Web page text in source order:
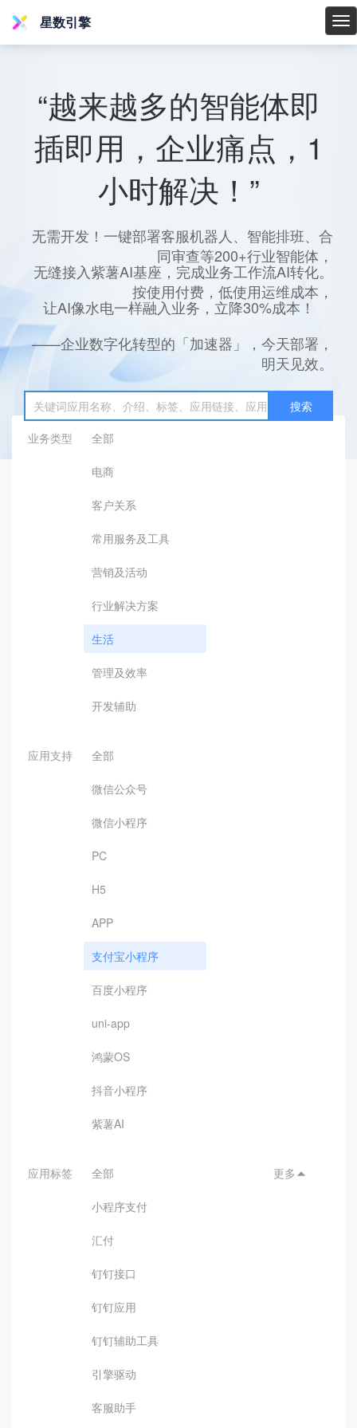
星
星数引擎
“越来越多的智能体即
插即用，企业痛点，1
小时解决！”
无需开发！一键部署客服机器人、智能排班、合
同审查等200+行业智能体，
无缝接入紫薯AI基座，完成业务工作流AI转化。
按使用付费，低使用运维成本，
让AI像水电一样融入业务，立降30%成本！
——企业数字化转型的「加速器」，今天部署，
明天见效。
搜索
业务类型
全部
电商
客户关系
常用服务及工具
营销及活动
行业解决方案
生活
管理及效率
开发辅助
应用支持 全部
微信公众号
微信小程序
PC
H5
APP
支付宝小程序
百度小程序
uni-app
鸿蒙OS
抖音小程序
紫薯AI
应用标签 全部
小程序支付
汇付
钉钉接口
钉钉应用
钉钉辅助工具
引擎驱动
客服助手
更多 